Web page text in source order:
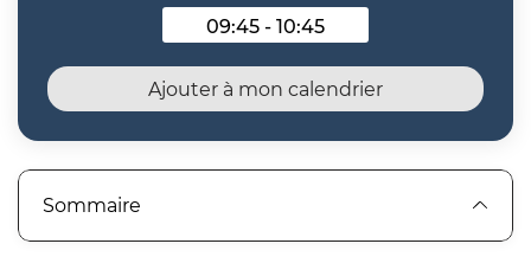
Horaires au 05 Juin 2026
09:45 - 10:45
Ajouter à mon calendrier
Sommaire